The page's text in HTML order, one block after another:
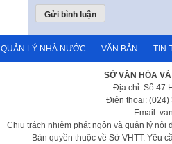
QUẢN LÝ NHÀ NƯỚC VĂN BẢN TIN
SỞ VĂN HÓA
Địa chỉ: Số 47
Điện thoại: (024)
Email:
Chịu trách nhiệm phát ngôn và quản lý nội
Bản quyền thuộc về Sở VHTT. Yêu